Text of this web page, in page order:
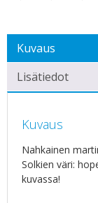
Kuvaus
Lisätiedot
Kuvaus
Nahkainen
Solkien väri:
kuvassa!